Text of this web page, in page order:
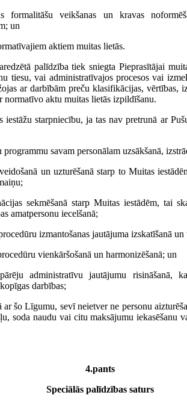
formalitāšu veikšanas un kravas
un
aktiem muitas lietās.
palīdzība tiek sniegta Pieprasītājai
tiesu, vai administratīvajos procesos vai
ar darbībām preču klasifikācijas, vērtības,
normatīvo aktu muitas lietās izpildīšanu.
iestāžu starpniecību, ja tas nav pretrunā ar
savam personālam uzsākšanā,
un uzturēšanā starp to Muitas
sekmēšanā starp Muitas iestādēm, tai
amatpersonu iecelšanā;
izmantošanas jautājuma izskatīšanā un
vienkāršošanā un harmonizēšanā; un
administratīvu jautājumu risināšanā,
darbības;
ar šo Līgumu, sevī neietver ne personu
soda naudu vai citu maksājumu iekasēšanu
4.pants
Speciālās palīdzības saturs